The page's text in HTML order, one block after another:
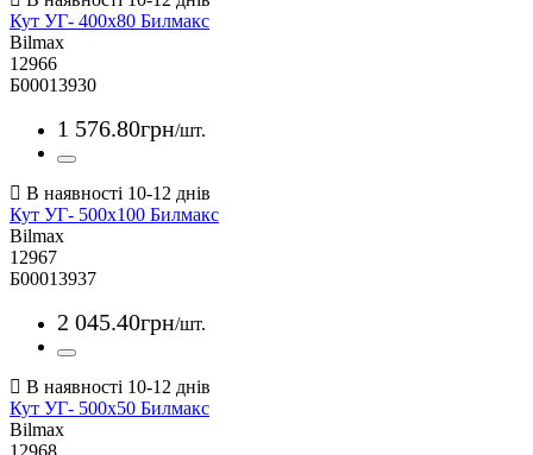
Кут УГ- 400х80 Билмакс
Bilmax
12966
Б00013930
1 576.80грн/шт.
Кут УГ- 500х100 Билмакс
Bilmax
12967
Б00013937
2 045.40грн/шт.
Кут УГ- 500х50 Билмакс
Bilmax
12968